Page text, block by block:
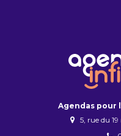
Agendas pour
5, rue du